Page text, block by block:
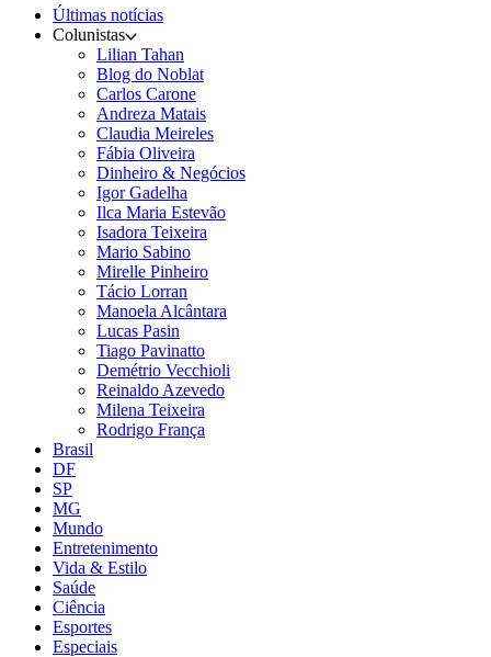
Últimas notícias
Colunistas
Lilian Tahan
Blog do Noblat
Carlos Carone
Andreza Matais
Claudia Meireles
Fábia Oliveira
Dinheiro & Negócios
Igor Gadelha
Ilca Maria Estevão
Isadora Teixeira
Mario Sabino
Mirelle Pinheiro
Tácio Lorran
Manoela Alcântara
Lucas Pasin
Tiago Pavinatto
Demétrio Vecchioli
Reinaldo Azevedo
Milena Teixeira
Rodrigo França
Brasil
DF
SP
MG
Mundo
Entretenimento
Vida & Estilo
Saúde
Ciência
Esportes
Especiais